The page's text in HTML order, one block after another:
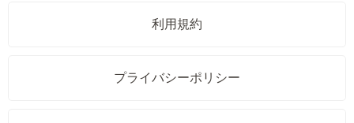
利用規約
プライバシーポリシー